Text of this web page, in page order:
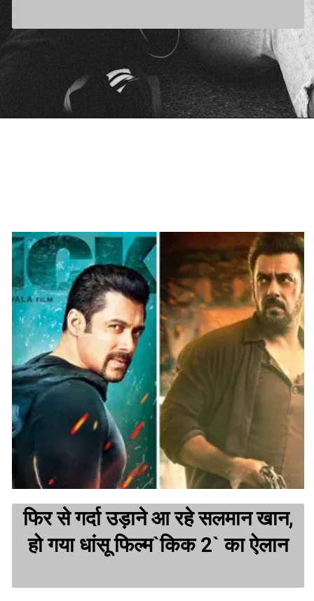
फिर से गर्दा उड़ाने आ रहे सलमान खान,
हो गया धांसू फिल्म`किक 2` का ऐलान